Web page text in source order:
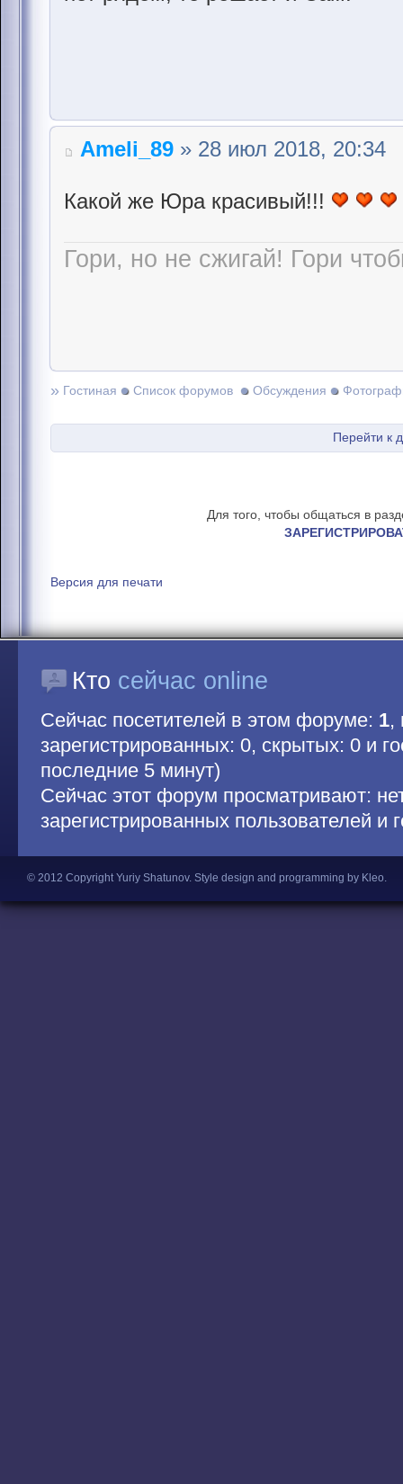
Ameli_89 » 28 июл 2018, 20:34
Какой же Юра красивый!!!
Гори, но не сжигай! Гори
» Гостиная Список форумов Обсуждения
Перейти к
Для того, чтобы общаться в
Версия для печати
Кто сейчас online
Сейчас посетителей в этом форуме: 1,
зарегистрированных: 0, скрытых: 0 и
последние 5 минут)
Сейчас этот форум просматривают:
зарегистрированных пользователей и
© 2012 Copyright Yuriy Shatunov. Style design and programming by Kleo.